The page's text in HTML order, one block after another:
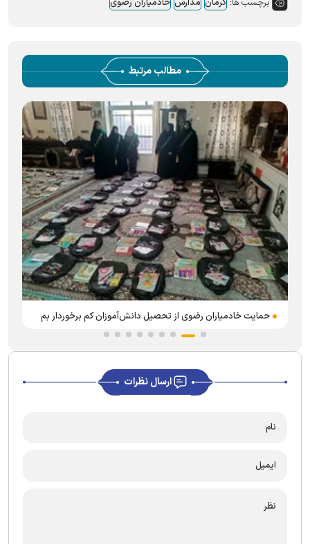
برچسب ها: کرمان مدارس خادمیاران رضوی
مطالب مرتبط
حمایت خادمیاران رضوی از تحصیل دانش‌آموزان کم برخوردار بم
ارسال نظرات